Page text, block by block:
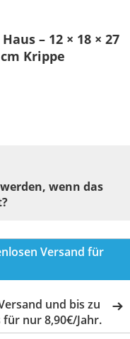
– 12 × 18 × 27
Krippe
wenn das
Versand für
und bis zu
für nur 8,90€/Jahr.